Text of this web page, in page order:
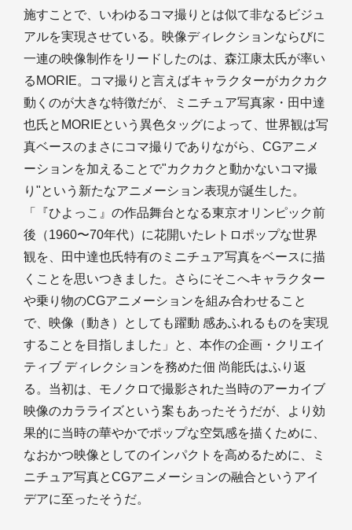
施すことで、いわゆるコマ撮りとは似て非なるビジュ
アルを実現させている。映像ディレクションならびに
一連の映像制作をリードしたのは、森江康太氏が率い
るMORIE。コマ撮りと言えばキャラクターがカクカク
動くのが大きな特徴だが、ミニチュア写真家・田中達
也氏とMORIEという異色タッグによって、世界観は写
真ベースのまさにコマ撮りでありながら、CGアニメ
ーションを加えることで"カクカクと動かないコマ撮
り"という新たなアニメーション表現が誕生した。
「『ひよっこ』の作品舞台となる東京オリンピック前
後（1960〜70年代）に花開いたレトロポップな世界
観を、田中達也氏特有のミニチュア写真をベースに描
くことを思いつきました。さらにそこへキャラクター
や乗り物のCGアニメーションを組み合わせること
で、映像（動き）としても躍動 感あふれるものを実現
することを目指しました」と、本作の企画・クリエイ
ティブ ディレクションを務めた佃 尚能氏はふり返
る。当初は、モノクロで撮影された当時のアーカイブ
映像のカラライズという案もあったそうだが、より効
果的に当時の華やかでポップな空気感を描くために、
なおかつ映像としてのインパクトを高めるために、ミ
ニチュア写真とCGアニメーションの融合というアイ
デアに至ったそうだ。